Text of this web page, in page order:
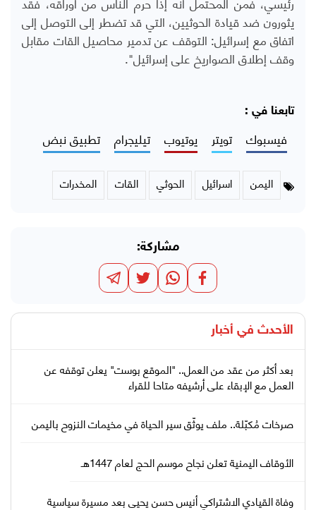
يثورون ضد قيادة الحوثيين، التي قد تضطر إلى التوصل إلى
اتفاق مع إسرائيل: التوقف عن تدمير محاصيل القات مقابل
وقف إطلاق الصواريخ على إسرائيل".
تابعنا في :
فيسبوك تويتر يوتيوب تيليجرام تطبيق نبض
اليمن اسرائيل الحوثي القات المخدرات
مشاركة:
الأحدث في أخبار
بعد أكثر من عقد من العمل.. "الموقع بوست" يعلن توقفه عن
العمل مع الإبقاء على أرشيفه متاحا للقراء
صرخات مُكبّلة.. ملف يوثّق سير الحياة في مخيمات النزوح باليمن
الأوقاف اليمنية تعلن نجاح موسم الحج لعام 1447هـ
وفاة القيادي الاشتراكي أنيس حسن يحيى بعد مسيرة سياسية